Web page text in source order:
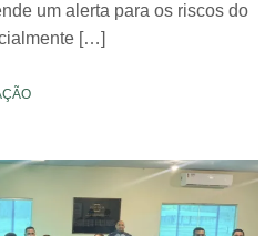
um alerta para os riscos do
[…]